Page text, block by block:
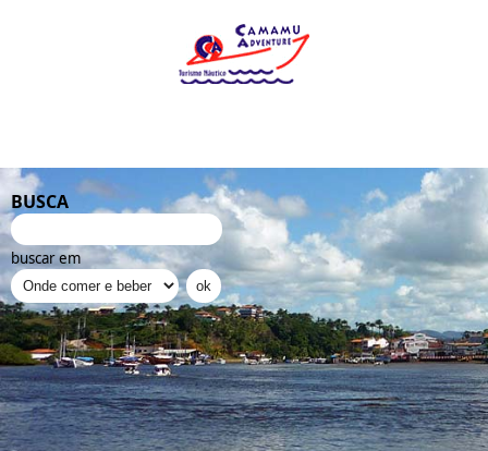
BUSCA
buscar em